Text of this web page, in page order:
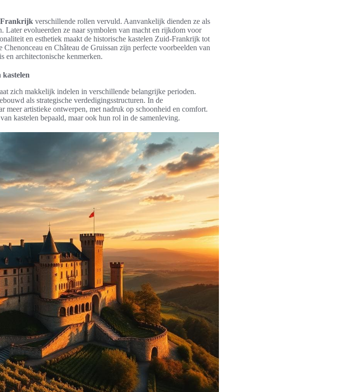
Frankrijk verschillende rollen vervuld. Aanvankelijk dienden ze als
Later evolueerden ze naar symbolen van macht en rijkdom voor
en esthetiek maakt de historische kastelen Zuid-Frankrijk tot
en Château de Gruissan zijn perfecte voorbeelden van
en architectonische kenmerken.
zich makkelijk indelen in verschillende belangrijke perioden.
als strategische verdedigingsstructuren. In de
meer artistieke ontwerpen, met nadruk op schoonheid en comfort.
kastelen bepaald, maar ook hun rol in de samenleving.